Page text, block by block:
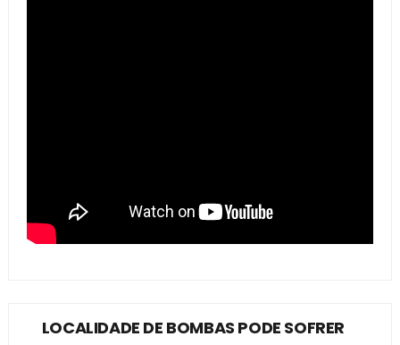
LOCALIDADE DE BOMBAS PODE SOFRER